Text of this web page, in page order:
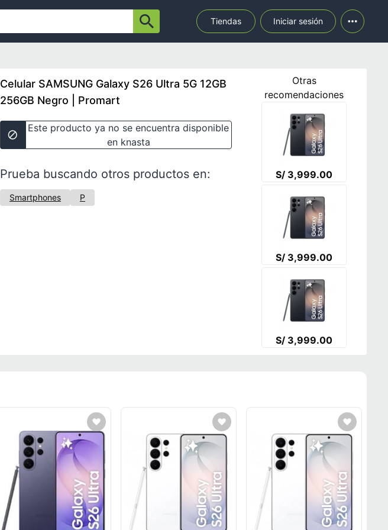
Tiendas Iniciar sesión
Celular SAMSUNG Galaxy S26 Ultra 5G 12GB
256GB Negro | Promart
Este producto ya no se encuentra disponible
en knasta
Prueba buscando otros productos en:
Smartphones P
Otras
recomendaciones
S/ 3,999.00
S/ 3,999.00
S/ 3,999.00